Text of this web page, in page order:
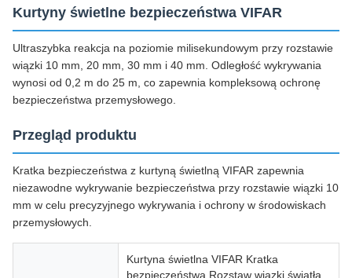
Kurtyny świetlne bezpieczeństwa VIFAR
Ultraszybka reakcja na poziomie milisekundowym przy rozstawie
wiązki 10 mm, 20 mm, 30 mm i 40 mm. Odległość wykrywania
wynosi od 0,2 m do 25 m, co zapewnia kompleksową ochronę
bezpieczeństwa przemysłowego.
Przegląd produktu
Kratka bezpieczeństwa z kurtyną świetlną VIFAR zapewnia
niezawodne wykrywanie bezpieczeństwa przy rozstawie wiązki 10
mm w celu precyzyjnego wykrywania i ochrony w środowiskach
przemysłowych.
Kurtyna świetlna VIFAR Kratka
bezpieczeństwa Rozstaw wiązki światła